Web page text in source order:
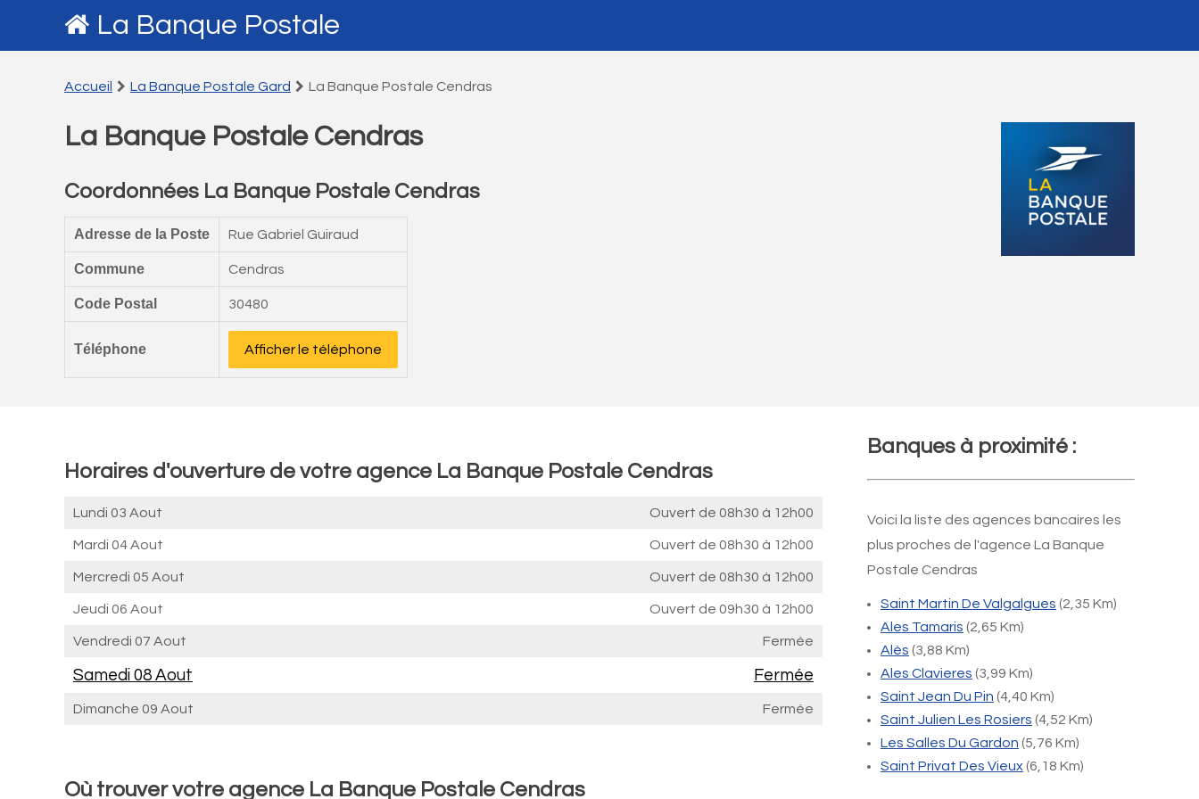
La Banque Postale
Accueil La Banque Postale Gard La Banque Postale Cendras
La Banque Postale Cendras
Coordonnées La Banque Postale Cendras
Adresse de la Poste Rue Gabriel Guiraud
Commune Cendras
Code Postal 30480
Téléphone Afficher le téléphone
Horaires d'ouverture de votre agence La Banque Postale Cendras
Lundi 03 Aout Ouvert de 08h30 à 12h00
Mardi 04 Aout Ouvert de 08h30 à 12h00
Mercredi 05 Aout Ouvert de 08h30 à 12h00
Jeudi 06 Aout Ouvert de 09h30 à 12h00
Vendredi 07 Aout Fermée
Samedi 08 Aout Fermée
Dimanche 09 Aout Fermée
Où trouver votre agence La Banque Postale Cendras
Banques à proximité :
Voici la liste des agences bancaires les
plus proches de l'agence La Banque
Postale Cendras
Saint Martin De Valgalgues (2,35 Km)
Ales Tamaris (2,65 Km)
Alès (3,88 Km)
Ales Clavieres (3,99 Km)
Saint Jean Du Pin (4,40 Km)
Saint Julien Les Rosiers (4,52 Km)
Les Salles Du Gardon (5,76 Km)
Saint Privat Des Vieux(6,18 Km)